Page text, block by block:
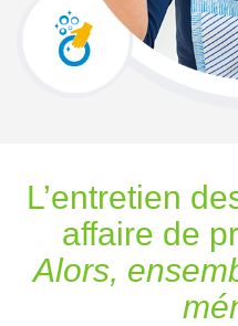
L’entretien
affaire de
Alors,